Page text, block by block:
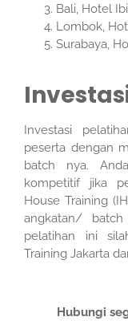
Bali, Hotel
Lombok,
Surabaya,
Investasi
peserta dengan
batch nya.
kompetitif jika
House Training
angkatan/
pelatihan ini
Training Jakarta
Hubungi